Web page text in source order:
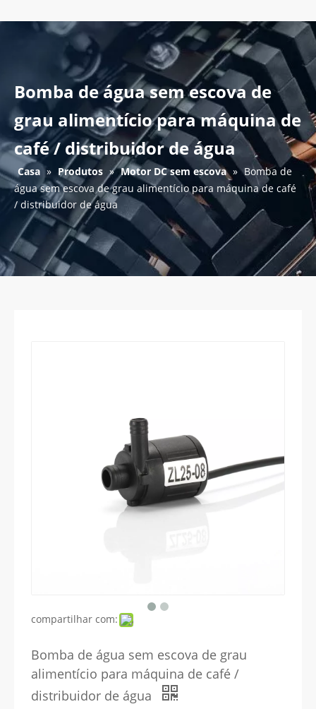
Bomba de água sem escova de
grau alimentício para máquina de
café / distribuidor de água
Casa » Produtos » Motor DC sem escova » Bomba de
água sem escova de grau alimentício para máquina de café
/ distribuidor de água
compartilhar com:
Bomba de água sem escova de grau
alimentício para máquina de café /
distribuidor de água